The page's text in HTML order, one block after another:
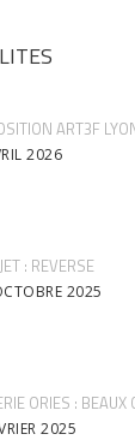
ART3F
2026
: REVERSE
2025
ORIES : BEAUX
2025